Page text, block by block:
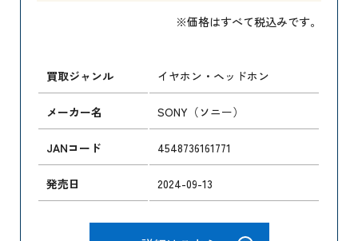
※価格はすべて税込みです。
買取ジャンル イヤホン・ヘッドホン
メーカー名 SONY（ソニー）
JANコード 4548736161771
発売日 2024-09-13